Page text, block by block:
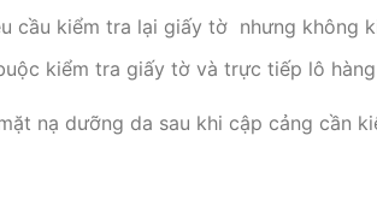
cầu kiểm tra lại giấy tờ nhưng không
kiểm tra giấy tờ và trực tiếp lô hàng
nạ dưỡng da sau khi cập cảng cần